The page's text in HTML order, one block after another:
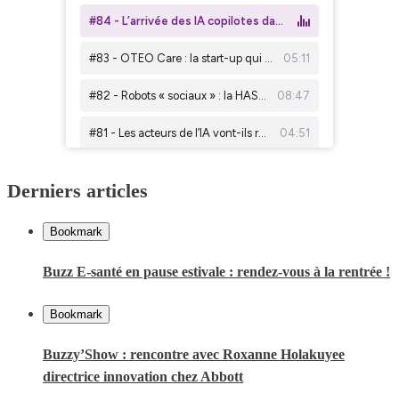
Derniers articles
Bookmark
Buzz E-santé en pause estivale : rendez-vous à la rentrée !
Bookmark
Buzzy’Show : rencontre avec Roxanne Holakuyee
directrice innovation chez Abbott